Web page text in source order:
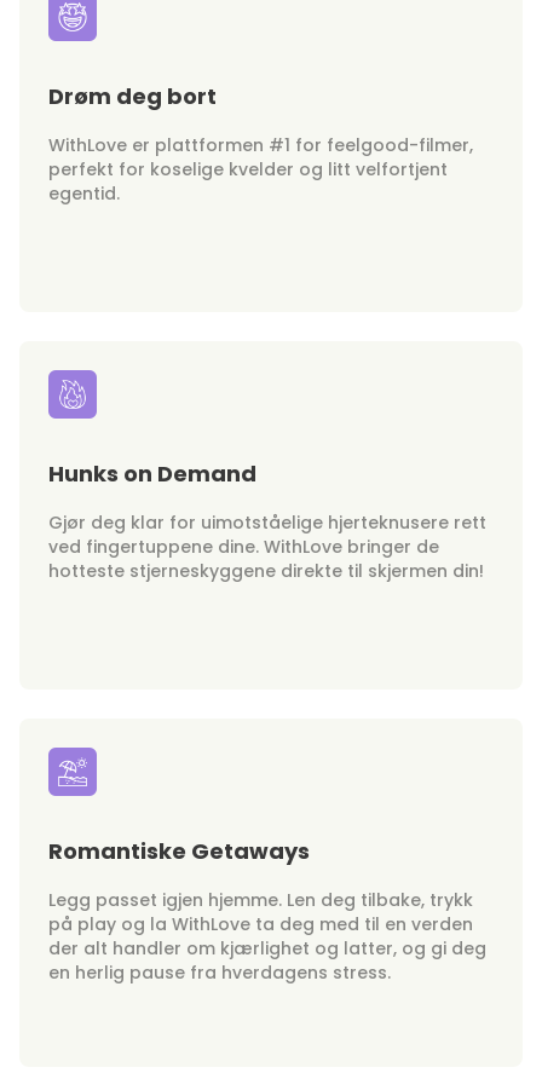
Drøm deg bort
WithLove er plattformen #1 for feelgood-filmer,
perfekt for koselige kvelder og litt velfortjent
egentid.
Hunks on Demand
Gjør deg klar for uimotståelige hjerteknusere rett
ved fingertuppene dine. WithLove bringer de
hotteste stjerneskyggene direkte til skjermen din!
Romantiske Getaways
Legg passet igjen hjemme. Len deg tilbake, trykk
på play og la WithLove ta deg med til en verden
der alt handler om kjærlighet og latter, og gi deg
en herlig pause fra hverdagens stress.